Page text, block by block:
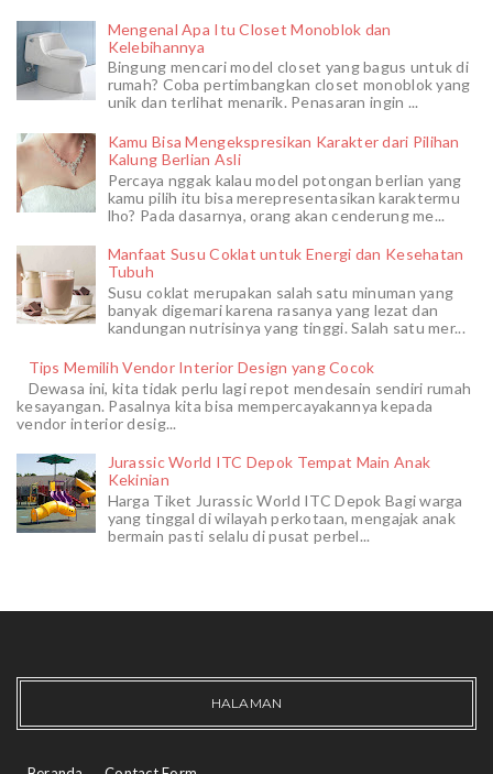
Mengenal Apa Itu Closet Monoblok dan
Kelebihannya
Bingung mencari model closet yang bagus untuk di
rumah? Coba pertimbangkan closet monoblok yang
unik dan terlihat menarik. Penasaran ingin ...
Kamu Bisa Mengekspresikan Karakter dari Pilihan
Kalung Berlian Asli
Percaya nggak kalau model potongan berlian yang
kamu pilih itu bisa merepresentasikan karaktermu
lho? Pada dasarnya, orang akan cenderung me...
Manfaat Susu Coklat untuk Energi dan Kesehatan
Tubuh
Susu coklat merupakan salah satu minuman yang
banyak digemari karena rasanya yang lezat dan
kandungan nutrisinya yang tinggi. Salah satu mer...
Tips Memilih Vendor Interior Design yang Cocok
Dewasa ini, kita tidak perlu lagi repot mendesain sendiri rumah
kesayangan. Pasalnya kita bisa mempercayakannya kepada
vendor interior desig...
Jurassic World ITC Depok Tempat Main Anak
Kekinian
Harga Tiket Jurassic World ITC Depok Bagi warga
yang tinggal di wilayah perkotaan, mengajak anak
bermain pasti selalu di pusat perbel...
HALAMAN